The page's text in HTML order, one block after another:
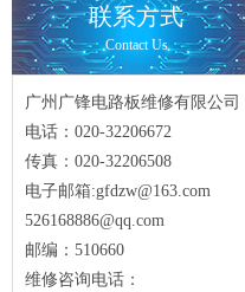
联系方式
Contact Us
广州广锋电路板维修有限公司
电话：020-32206672
传真：020-32206508
电子邮箱:gfdzw@163.com
526168886@qq.com
邮编：510660
维修咨询电话：